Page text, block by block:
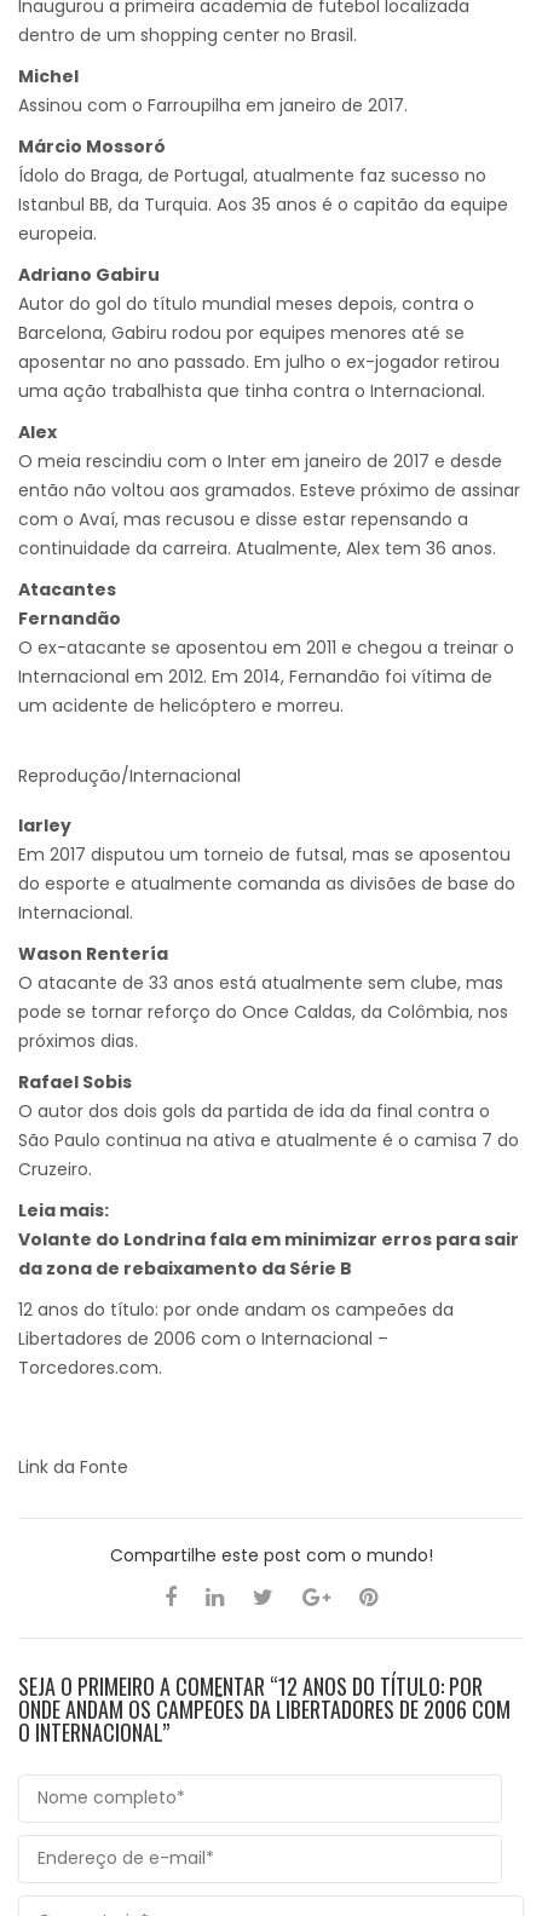
Inaugurou a primeira academia de futebol localizada
dentro de um shopping center no Brasil.
Michel
Assinou com o Farroupilha em janeiro de 2017.
Márcio Mossoró
Ídolo do Braga, de Portugal, atualmente faz sucesso no
Istanbul BB, da Turquia. Aos 35 anos é o capitão da equipe
europeia.
Adriano Gabiru
Autor do gol do título mundial meses depois, contra o
Barcelona, Gabiru rodou por equipes menores até se
aposentar no ano passado. Em julho o ex-jogador retirou
uma ação trabalhista que tinha contra o Internacional.
Alex
O meia rescindiu com o Inter em janeiro de 2017 e desde
então não voltou aos gramados. Esteve próximo de assinar
com o Avaí, mas recusou e disse estar repensando a
continuidade da carreira. Atualmente, Alex tem 36 anos.
Atacantes
Fernandão
O ex-atacante se aposentou em 2011 e chegou a treinar o
Internacional em 2012. Em 2014, Fernandão foi vítima de
um acidente de helicóptero e morreu.
Reprodução/Internacional
Iarley
Em 2017 disputou um torneio de futsal, mas se aposentou
do esporte e atualmente comanda as divisões de base do
Internacional.
Wason Rentería
O atacante de 33 anos está atualmente sem clube, mas
pode se tornar reforço do Once Caldas, da Colômbia, nos
próximos dias.
Rafael Sobis
O autor dos dois gols da partida de ida da final contra o
São Paulo continua na ativa e atualmente é o camisa 7 do
Cruzeiro.
Leia mais:
Volante do Londrina fala em minimizar erros para sair
da zona de rebaixamento da Série B
12 anos do título: por onde andam os campeões da
Libertadores de 2006 com o Internacional –
Torcedores.com.
Link da Fonte
Compartilhe este post com o mundo!
SEJA O PRIMEIRO A COMENTAR “12 ANOS DO TÍTULO: POR
ONDE ANDAM OS CAMPEÕES DA LIBERTADORES DE 2006 COM
O INTERNACIONAL”